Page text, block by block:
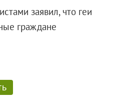
заявил, что геи
граждане